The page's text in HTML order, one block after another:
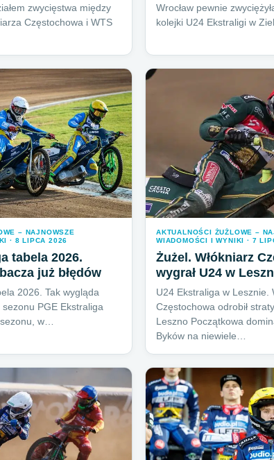
zwycięstwa między
Częstochowa i WTS
Wrocław pewnie
kolejki U24 Ekstraligi w
– NAJNOWSZE
· 8 LIPCA 2026
tabela 2026.
już błędów
2026. Tak wygląda
sezonu PGE Ekstraliga
w…
AKTUALNOŚCI ŻUŻLOWE –
WIADOMOŚCI I WYNIKI · 7
Żużel. Włókniarz
wygrał U24 w
U24 Ekstraliga w Lesznie.
Częstochowa odrobił straty
Leszno Początkowa
Byków na niewiele…